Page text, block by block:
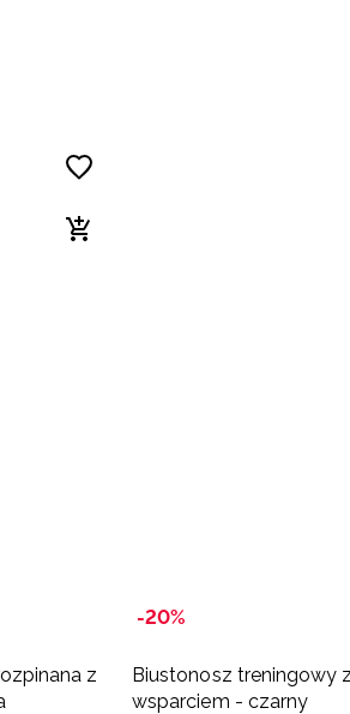
z
-20%
Biustonosz treningowy
wsparciem - czarny